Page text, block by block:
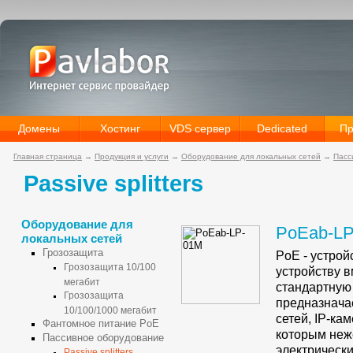
Домены Хостинг VDS сервер Dedicated
Главная страница → Продукция и услуги → Оборудование для локальных сетей →
Passive splitters
Оборудование для
локальных сетей
Грозозащита
Грозозащита 10/100
мегабит
Грозозащита
10/100/1000 мегабит
Фантомное питание PoE
Пассивное оборудование
PoEab-
PoE -
устройству
сетей, IP-
которым